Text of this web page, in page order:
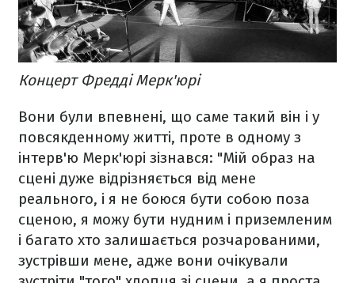
Концерт Фредді Мерк'юрі
Вони були впевнені, що саме такий він і у
повсякденному житті, проте в одному з
інтерв'ю Мерк'юрі зізнався: "Мій образ на
сцені дуже відрізняється від мене
реального, і я не боюся бути собою поза
сценою, я можу бути нудним і приземленим
і багато хто залишається розчарованими,
зустрівши мене, адже вони очікували